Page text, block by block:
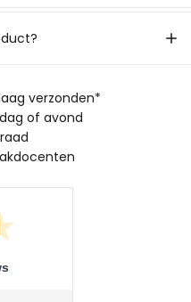
verzonden*
of avond